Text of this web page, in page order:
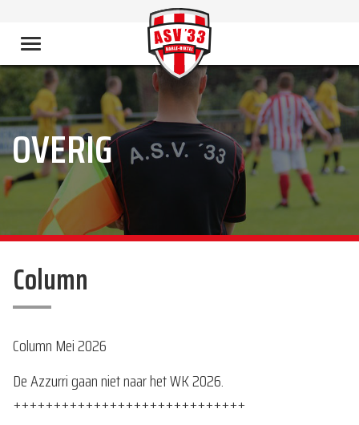
OVERIG
Column
Column Mei 2026
De Azzurri gaan niet naar het WK 2026.
+++++++++++++++++++++++++++++